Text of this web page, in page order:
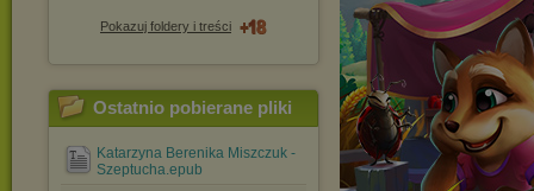
Pokazuj foldery i treści
Ostatnio pobierane pliki
Katarzyna Berenika Miszczuk -
Szeptucha.epub